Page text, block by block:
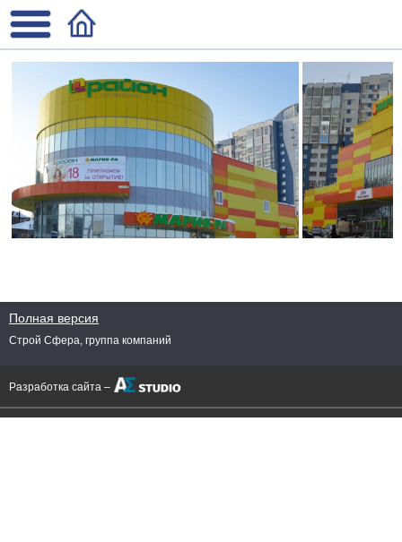
Полная версия
Строй Сфера, группа компаний
Разработка сайта –